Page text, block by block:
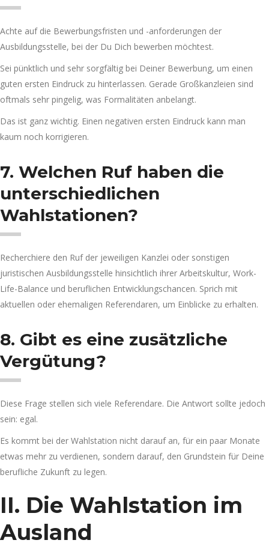
Achte auf die Bewerbungsfristen und -anforderungen der
Ausbildungsstelle, bei der Du Dich bewerben möchtest.
Sei pünktlich und sehr sorgfältig bei Deiner Bewerbung, um einen
guten ersten Eindruck zu hinterlassen. Gerade Großkanzleien sind
oftmals sehr pingelig, was Formalitäten anbelangt.
Das ist ganz wichtig. Einen negativen ersten Eindruck kann man
kaum noch korrigieren.
7. Welchen Ruf haben die
unterschiedlichen
Wahlstationen?
Recherchiere den Ruf der jeweiligen Kanzlei oder sonstigen
juristischen Ausbildungsstelle hinsichtlich ihrer Arbeitskultur, Work-
Life-Balance und beruflichen Entwicklungschancen. Sprich mit
aktuellen oder ehemaligen Referendaren, um Einblicke zu erhalten.
8. Gibt es eine zusätzliche
Vergütung?
Diese Frage stellen sich viele Referendare. Die Antwort sollte jedoch
sein: egal.
Es kommt bei der Wahlstation nicht darauf an, für ein paar Monate
etwas mehr zu verdienen, sondern darauf, den Grundstein für Deine
berufliche Zukunft zu legen.
II. Die Wahlstation im
Ausland